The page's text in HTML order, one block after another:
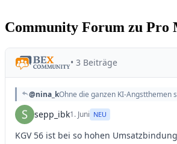
Community Forum zu Pro